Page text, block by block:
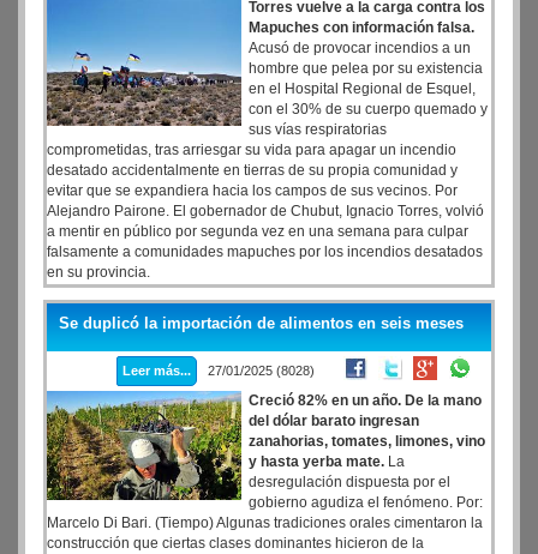
Torres vuelve a la carga contra los
Mapuches con información falsa.
Acusó de provocar incendios a un
hombre que pelea por su existencia
en el Hospital Regional de Esquel,
con el 30% de su cuerpo quemado y
sus vías respiratorias
comprometidas, tras arriesgar su vida para apagar un incendio
desatado accidentalmente en tierras de su propia comunidad y
evitar que se expandiera hacia los campos de sus vecinos. Por
Alejandro Pairone. El gobernador de Chubut, Ignacio Torres, volvió
a mentir en público por segunda vez en una semana para culpar
falsamente a comunidades mapuches por los incendios desatados
en su provincia.
Se duplicó la importación de alimentos en seis meses
Leer más... 27/01/2025 (8028)
Creció 82% en un año. De la mano
del dólar barato ingresan
zanahorias, tomates, limones, vino
y hasta yerba mate. La
desregulación dispuesta por el
gobierno agudiza el fenómeno. Por:
Marcelo Di Bari. (Tiempo) Algunas tradiciones orales cimentaron la
construcción que ciertas clases dominantes hicieron de la